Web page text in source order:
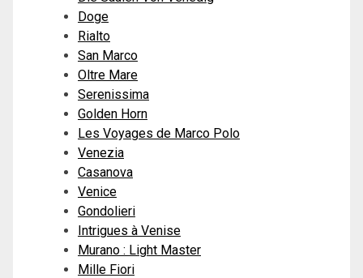
Doge
Rialto
San Marco
Oltre Mare
Serenissima
Golden Horn
Les Voyages de Marco Polo
Venezia
Casanova
Venice
Gondolieri
Intrigues à Venise
Murano : Light Master
Mille Fiori